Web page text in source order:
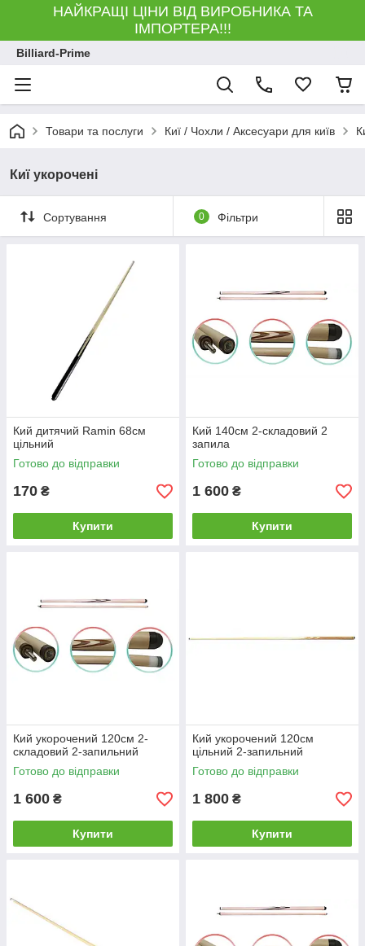
НАЙКРАЩІ ЦІНИ ВІД ВИРОБНИКА ТА
ІМПОРТЕРА!!!
Billiard-Prime
Товари та послуги Киї / Чохли / Аксесуари для київ
Киї укорочені
Сортування 0 Фільтри
Кий дитячий Ramin 68см
цільний
Готово до відправки
170 ₴
Купити
Кий 140см 2-складовий 2
запила
Готово до відправки
1 600 ₴
Купити
Кий укорочений 120см 2-
складовий 2-запильний
Готово до відправки
1 600 ₴
Купити
Кий укорочений 120см
цільний 2-запильний
Готово до відправки
1 800 ₴
Купити